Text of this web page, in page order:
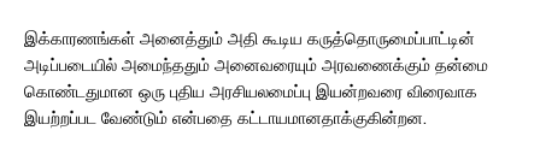
இக்காரணங்கள் அனைத்தும் அதி கூடிய கருத்தொருமைப்பாட்டின்
அடிப்படையில் அமைந்ததும் அனைவரையும் அரவணைக்கும் தன்மை
கொண்டதுமான ஒரு புதிய அரசியலமைப்பு இயன்றவரை விரைவாக
இயற்றப்பட வேண்டும் என்பதை கட்டாயமானதாக்குகின்றன.